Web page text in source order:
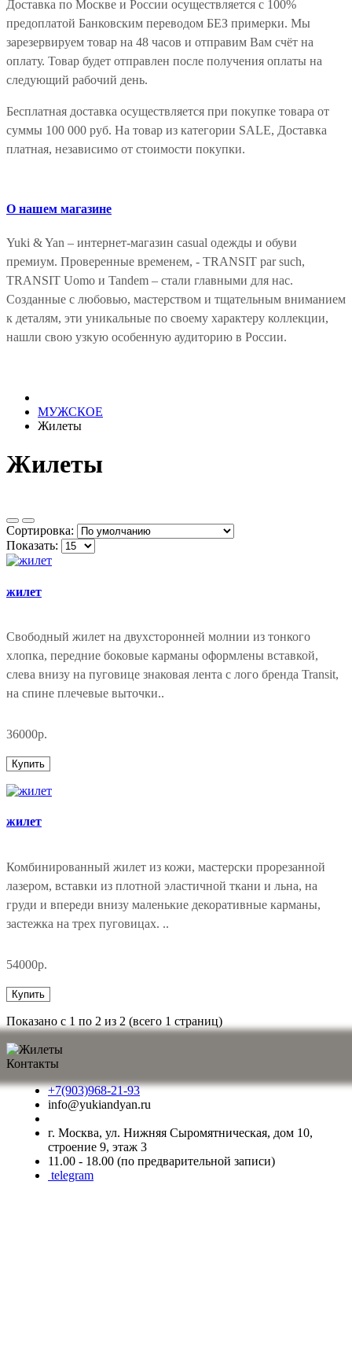
Доставка по Москве и России осуществляется с 100%
предоплатой Банковским переводом БЕЗ примерки. Мы
зарезервируем товар на 48 часов и отправим Вам счёт на
оплату. Товар будет отправлен после получения оплаты на
следующий рабочий день.
Бесплатная доставка осуществляется при покупке товара от
суммы 100 000 руб. На товар из категории SALE, Доставка
платная, независимо от стоимости покупки.
О нашем магазине
Yuki & Yan – интернет-магазин casual одежды и обуви
премиум. Проверенные временем, - TRANSIT par such,
TRANSIT Uomo и Tandem – стали главными для нас.
Созданные с любовью, мастерством и тщательным вниманием
к деталям, эти уникальные по своему характеру коллекции,
нашли свою узкую особенную аудиторию в России.
МУЖСКОЕ
Жилеты
Жилеты
Сортировка:
Показать:
жилет
Свободный жилет на двухсторонней молнии из тонкого
хлопка, передние боковые карманы оформлены вставкой,
слева внизу на пуговице знаковая лента с лого бренда Transit,
на спине плечевые выточки..
36000р.
Купить
жилет
Комбинированный жилет из кожи, мастерски прорезанной
лазером, вставки из плотной эластичной ткани и льна, на
груди и впереди внизу маленькие декоративные карманы,
застежка на трех пуговицах. ..
54000р.
Купить
Показано с 1 по 2 из 2 (всего 1 страниц)
Контакты
+7(903)968-21-93
info@yukiandyan.ru
г. Москва, ул. Нижняя Сыромятническая, дом 10,
строение 9, этаж 3
11.00 - 18.00 (по предварительной записи)
telegram